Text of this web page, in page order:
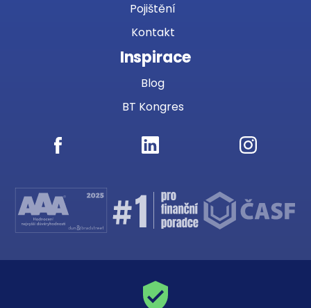
Pojištění
Kontakt
Inspirace
Blog
BT Kongres